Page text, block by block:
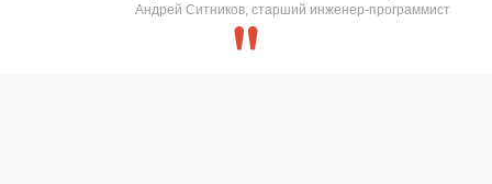
Андрей Ситников, старший инженер-программист